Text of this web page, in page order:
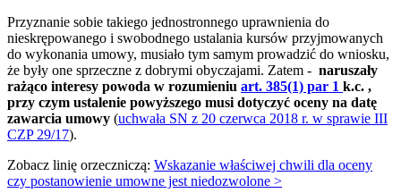
Przyznanie sobie takiego jednostronnego uprawnienia do
nieskrępowanego i swobodnego ustalania kursów przyjmowanych
do wykonania umowy, musiało tym samym prowadzić do wniosku,
że były one sprzeczne z dobrymi obyczajami. Zatem - naruszały
rażąco interesy powoda w rozumieniu art. 385(1) par 1 k.c. ,
przy czym ustalenie powyższego musi dotyczyć oceny na datę
zawarcia umowy (uchwała SN z 20 czerwca 2018 r. w sprawie III
CZP 29/17).
Zobacz linię orzeczniczą: Wskazanie właściwej chwili dla oceny
czy postanowienie umowne jest niedozwolone >